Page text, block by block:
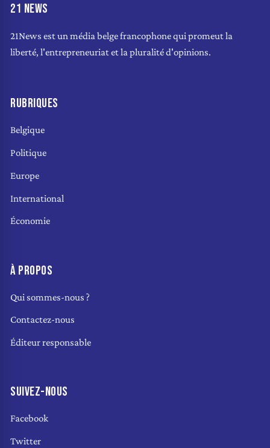
21 NEWS
21News est un média belge francophone qui promeut la
liberté, l'entrepreneuriat et la pluralité d'opinions.
RUBRIQUES
Belgique
Politique
Europe
International
Économie
À PROPOS
Qui sommes-nous ?
Contactez-nous
Éditeur responsable
SUIVEZ-NOUS
Facebook
Twitter